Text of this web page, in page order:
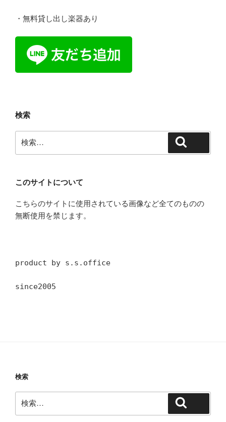
・無料貸し出し楽器あり
検索
索:
このサイトについて
こちらのサイトに使用されている画像など全てのものの
無断使用を禁じます。
product by s.s.office
since2005
検索
索: